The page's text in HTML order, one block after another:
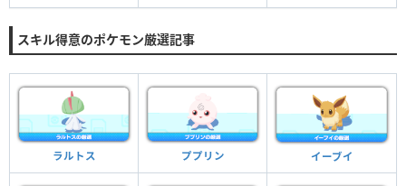
スキル得意のポケモン厳選記事
ラルトス ププリン イーブイ